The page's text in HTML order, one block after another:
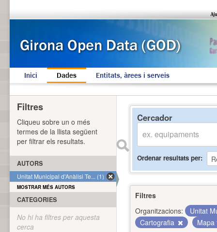
Inici Dades Entitats, àrees i serveis
Cercador
Ordenar resultats per
Filtres
Organitzacions:
Unitat
Cartografia
Filtres
Cliqueu sobre un o més
termes de la llista següent
per filtrar els resultats.
AUTORS
Unitat Municipal d'Anàlisi Te... (1)
MOSTRAR MÉS AUTORS
CATEGORIES
No hi ha filtres per aquesta
cerca